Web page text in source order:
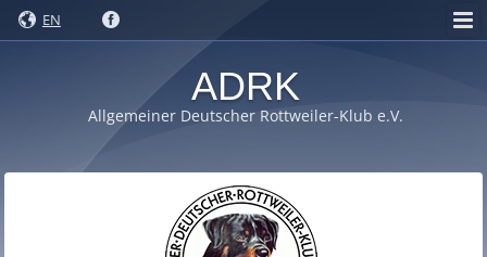
EN
ADRK
Allgemeiner Deutscher Rottweiler-Klub e.V.